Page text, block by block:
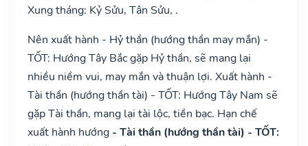
Xung tháng: Kỷ Sửu, Tân Sửu, .
Nên xuất hành - Hỷ thần (hướng thần may mắn) -
TỐT: Hướng Tây Bắc gặp Hỷ thần, sẽ mang lại
nhiều niềm vui, may mắn và thuận lợi. Xuất hành -
Tài thần (hướng thần tài) - TỐT: Hướng Tây Nam sẽ
gặp Tài thần, mang lại tài lộc, tiền bạc. Hạn chế
xuất hành hướng - Tài thần (hướng thần tài) - TỐT: